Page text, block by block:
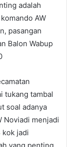
adalah
AW
pasangan
Balon Wabup
tukang tambal
soal adanya
Noviadi menjadi
kok jadi